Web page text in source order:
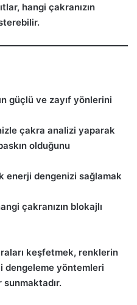
hangi çakranızın
güçlü ve zayıf yönlerini
çakra analizi yaparak
olduğunu
enerji dengenizi sağlamak
çakranızın blokajlı
keşfetmek, renklerin
dengeleme yöntemleri
sunmaktadır.